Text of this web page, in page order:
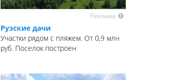
Реклама
Рузские дачи
Участки рядом с пляжем. От 0,9 млн
руб. Поселок построен